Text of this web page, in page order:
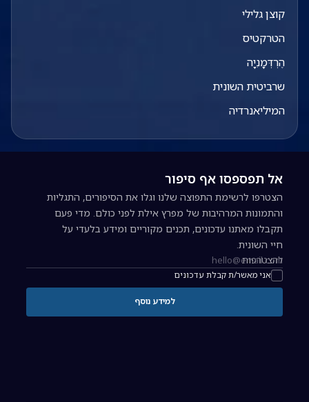
קוצן גלילי
הטרקטיס
הֶרְדְּמָנִיָה
שרביטית השונית
המיליאנרדיה
אל תפספסו אף סיפור
הצטרפו לרשימת התפוצה שלנו וגלו את הסיפורים, התגליות
והתמונות המרהיבות של מפרץ אילת לפני כולם. מדי פעם
תקבלו מאתנו עדכונים, תכנים מקוריים ומידע בלעדי על
חיי השונית.
כתובת אימייל להרשמה לניוזלטר
אני מאשר/ת קבלת עדכונים
להצטרפות
למידע נוסף